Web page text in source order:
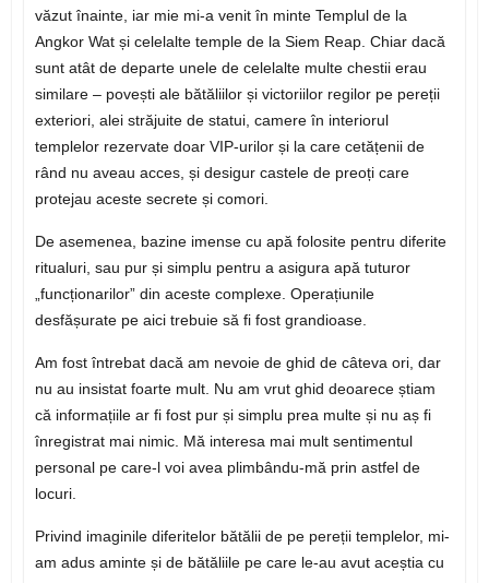
văzut înainte, iar mie mi-a venit în minte Templul de la
Angkor Wat și celelalte temple de la Siem Reap. Chiar dacă
sunt atât de departe unele de celelalte multe chestii erau
similare – povești ale bătăliilor și victoriilor regilor pe pereții
exteriori, alei străjuite de statui, camere în interiorul
templelor rezervate doar VIP-urilor și la care cetățenii de
rând nu aveau acces, și desigur castele de preoți care
protejau aceste secrete și comori.
De asemenea, bazine imense cu apă folosite pentru diferite
ritualuri, sau pur și simplu pentru a asigura apă tuturor
„funcționarilor” din aceste complexe. Operațiunile
desfășurate pe aici trebuie să fi fost grandioase.
Am fost întrebat dacă am nevoie de ghid de câteva ori, dar
nu au insistat foarte mult. Nu am vrut ghid deoarece știam
că informațiile ar fi fost pur și simplu prea multe și nu aș fi
înregistrat mai nimic. Mă interesa mai mult sentimentul
personal pe care-l voi avea plimbându-mă prin astfel de
locuri.
Privind imaginile diferitelor bătălii de pe pereții templelor, mi-
am adus aminte și de bătăliile pe care le-au avut aceștia cu